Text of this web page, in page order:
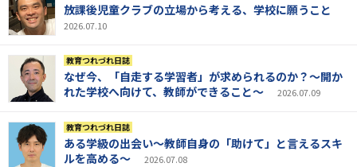
放課後児童クラブの立場から考える、学校に願うこと
2026.07.10
教育つれづれ日誌
なぜ今、「自走する学習者」が求められるのか？～開か
れた学校へ向けて、教師ができること～
2026.07.09
教育つれづれ日誌
ある学級の出会い～教師自身の「助けて」と言えるスキ
ルを高める～
2026.07.08